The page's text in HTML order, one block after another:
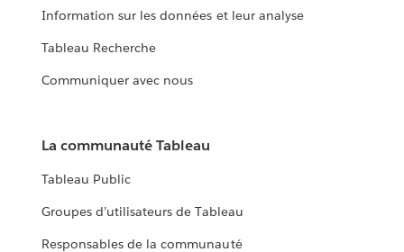
Information sur les données et leur analyse
Tableau Recherche
Communiquer avec nous
La communauté Tableau
Tableau Public
Groupes d’utilisateurs de Tableau
Responsables de la communauté